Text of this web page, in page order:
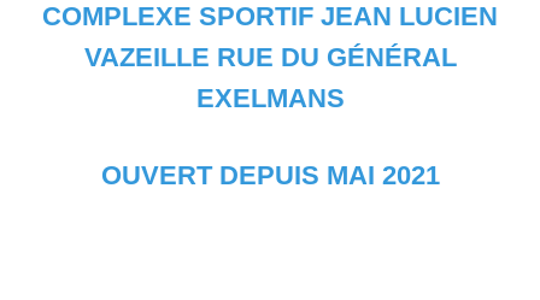
COMPLEXE SPORTIF JEAN LUCIEN
VAZEILLE RUE DU GÉNÉRAL
EXELMANS
OUVERT DEPUIS MAI 2021